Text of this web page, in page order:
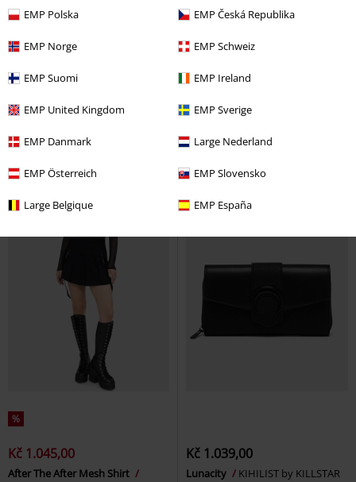
EMP Polska EMP Česká Republika
EMP Norge EMP Schweiz
EMP Suomi EMP Ireland
EMP United Kingdom EMP Sverige
EMP Danmark Large Nederland
EMP Österreich EMP Slovensko
Large Belgique EMP España
Plus Size
Kč 1.439,00
KIHILIST by KILLSTAR
% Výšivka
Kč 696,00
KIHILIST by KILLSTAR
%
Kč 1.045,00
After The After Mesh Shirt
Kč 1.039,00
Lunacity
KIHILIST by KILLSTAR